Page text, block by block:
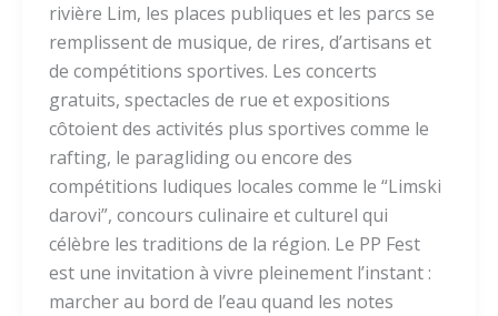
rivière Lim, les places publiques et les parcs se
remplissent de musique, de rires, d’artisans et
de compétitions sportives. Les concerts
gratuits, spectacles de rue et expositions
côtoient des activités plus sportives comme le
rafting, le paragliding ou encore des
compétitions ludiques locales comme le “Limski
darovi”, concours culinaire et culturel qui
célèbre les traditions de la région. Le PP Fest
est une invitation à vivre pleinement l’instant :
marcher au bord de l’eau quand les notes